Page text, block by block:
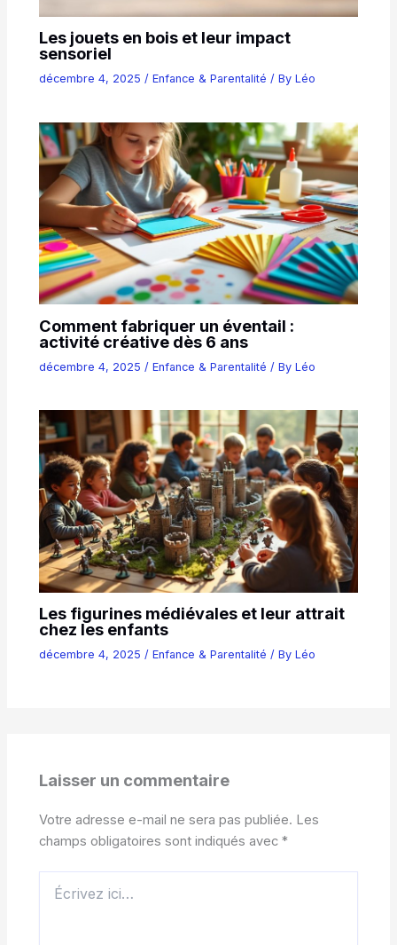
Les jouets en bois et leur impact
sensoriel
décembre 4, 2025/Enfance & Parentalité / ByLéo
Comment fabriquer un éventail :
activité créative dès 6 ans
décembre 4, 2025 /Enfance & Parentalité / ByLéo
Les figurines médiévales et leur attrait
chez les enfants
décembre 4, 2025/Enfance & Parentalité / ByLéo
Laisser un commentaire
Votre adresse e-mail ne sera pas publiée. Les
champs obligatoires sont indiqués avec*
ici…